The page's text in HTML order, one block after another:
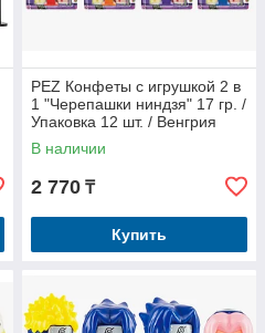
PEZ Конфеты с игрушкой 2 в
1 "Черепашки ниндзя" 17 гр. /
Упаковка 12 шт. / Венгрия
В наличии
2 770 ₸
Купить